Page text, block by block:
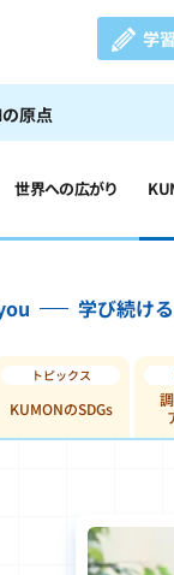
学
原点
世界への広がり
学び続け
KUMONのSDGs